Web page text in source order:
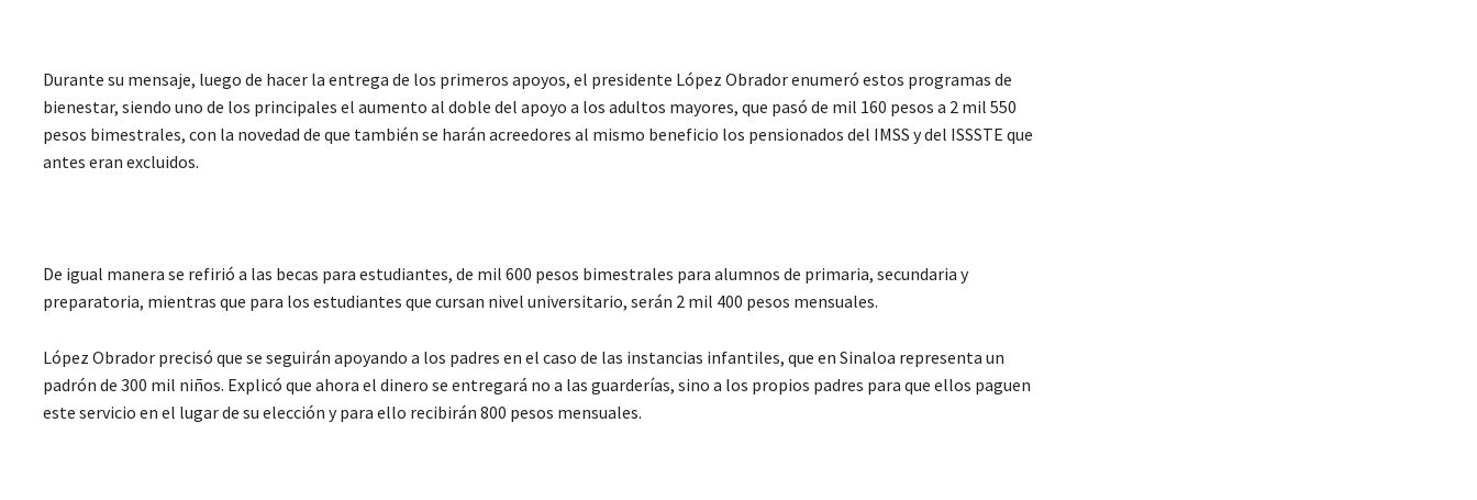
Durante su mensaje, luego de hacer la entrega de los primeros apoyos, el presidente López Obrador enumeró estos programas de
bienestar, siendo uno de los principales el aumento al doble del apoyo a los adultos mayores, que pasó de mil 160 pesos a 2 mil 550
pesos bimestrales, con la novedad de que también se harán acreedores al mismo beneficio los pensionados del IMSS y del ISSSTE que
antes eran excluidos.
De igual manera se refirió a las becas para estudiantes, de mil 600 pesos bimestrales para alumnos de primaria, secundaria y
preparatoria, mientras que para los estudiantes que cursan nivel universitario, serán 2 mil 400 pesos mensuales.
López Obrador precisó que se seguirán apoyando a los padres en el caso de las instancias infantiles, que en Sinaloa representa un
padrón de 300 mil niños. Explicó que ahora el dinero se entregará no a las guarderías, sino a los propios padres para que ellos paguen
este servicio en el lugar de su elección y para ello recibirán 800 pesos mensuales.